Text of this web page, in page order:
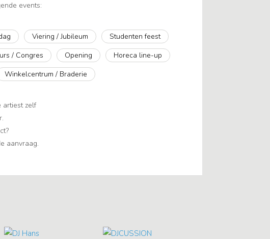
events:
Viering / Jubileum
Studenten feest
/ Congres Opening
Horeca line-up
Winkelcentrum / Braderie
artiest zelf
aanvraag.